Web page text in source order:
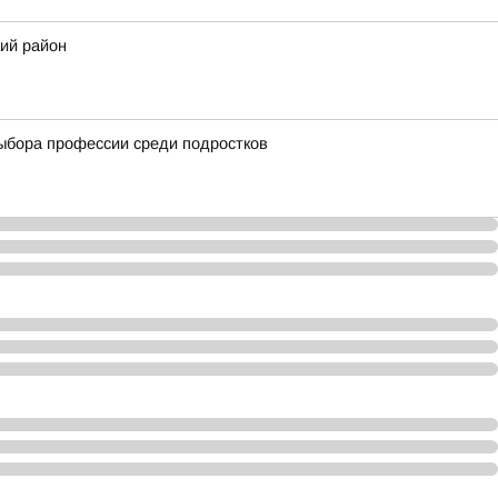
район
профессии среди подростков